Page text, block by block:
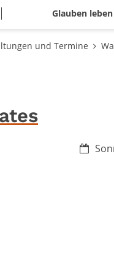
Glauben leben
und Termine
Datum: